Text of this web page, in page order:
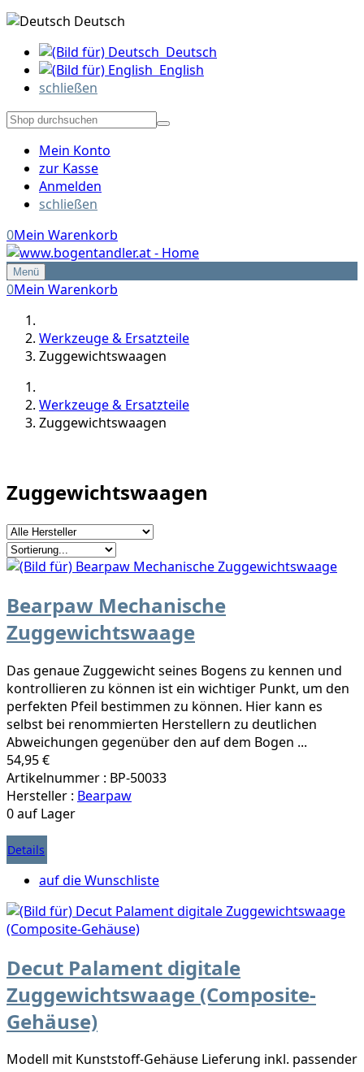
Deutsch
Deutsch
English
schließen
Mein Konto
zur Kasse
Anmelden
schließen
0Mein Warenkorb
Menü
0Mein Warenkorb
Werkzeuge & Ersatzteile
Zuggewichtswaagen
Werkzeuge & Ersatzteile
Zuggewichtswaagen
Zuggewichtswaagen
Bearpaw Mechanische
Zuggewichtswaage
Das genaue Zuggewicht seines Bogens zu kennen und
kontrollieren zu können ist ein wichtiger Punkt, um den
perfekten Pfeil bestimmen zu können. Hier kann es
selbst bei renommierten Herstellern zu deutlichen
Abweichungen gegenüber den auf dem Bogen ...
54,95 €
Artikelnummer : BP-50033
Hersteller : Bearpaw
0 auf Lager
Details
auf die Wunschliste
Decut Palament digitale
Zuggewichtswaage (Composite-
Gehäuse)
Modell mit Kunststoff-Gehäuse Lieferung inkl. passender